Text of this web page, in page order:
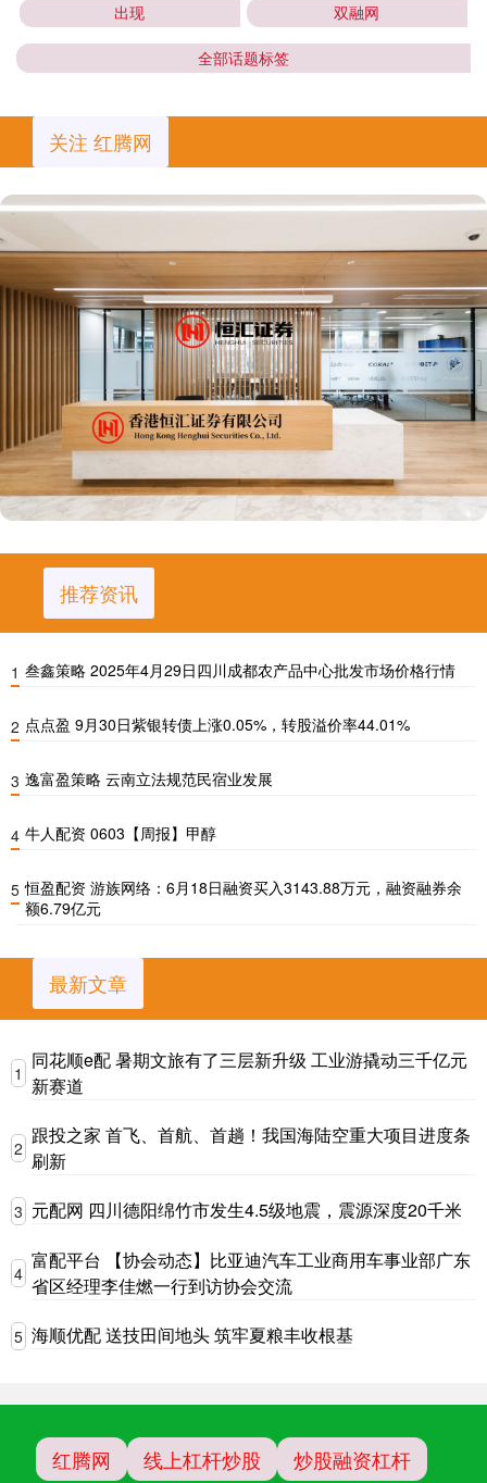
出现 双融网
全部话题标签
关注 红腾网
推荐资讯
1 叁鑫策略 2025年4月29日四川成都农产品中心批发市场价格行情
2 点点盈 9月30日紫银转债上涨0.05%，转股溢价率44.01%
3 逸富盈策略 云南立法规范民宿业发展
4 牛人配资 0603【周报】甲醇
5 恒盈配资 游族网络：6月18日融资买入3143.88万元，融资融券余
额6.79亿元
最新文章
1
同花顺e配 暑期文旅有了三层新升级 工业游撬动三千亿元
新赛道
2
跟投之家 首飞、首航、首趟！我国海陆空重大项目进度条
刷新
3 元配网 四川德阳绵竹市发生4.5级地震，震源深度20千米
4
富配平台 【协会动态】比亚迪汽车工业商用车事业部广东
省区经理李佳燃一行到访协会交流
5 海顺优配 送技田间地头 筑牢夏粮丰收根基
红腾网 线上杠杆炒股 炒股融资杠杆